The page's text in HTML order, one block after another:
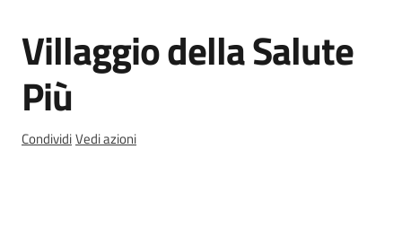
Requisiti
necessari
Corsi
Salta al contenuto
Villaggio della Salute
Più
CondividiVedi azioni